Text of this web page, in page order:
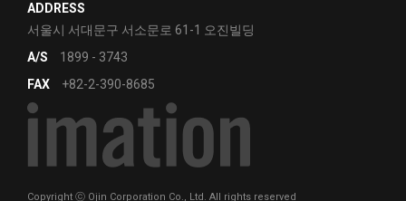
2022-01-12
[신제품]고효율의 PCIe NVMe - Q831
ADDRESS
서울시 서대문구 서소문로 61-1 오진빌딩
A/S
1899 - 3743
FAX
+82-2-390-8685
Copyright ⓒ Ojin Corporation Co., Ltd. All rights reserved